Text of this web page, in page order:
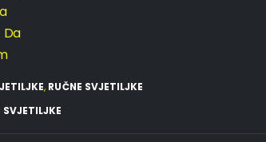
Da
, RUČNE SVJETILJKE
SVJETILJKE